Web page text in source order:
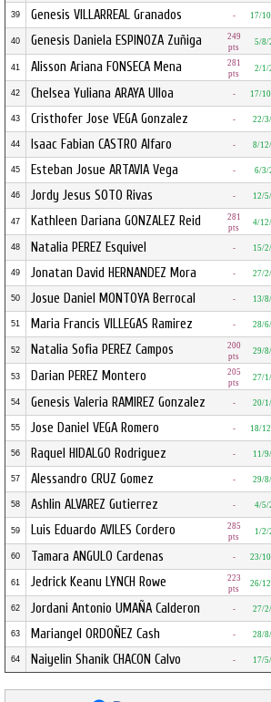
39 Genesis VILLARREAL Granados - 17/
40 Genesis Daniela ESPINOZA Zuñiga
249
pts
5/8/
41 Alisson Ariana FONSECA Mena
281
pts
2/1/
42 Chelsea Yuliana ARAYA Ulloa - 17/
43 Cristhofer Jose VEGA Gonzalez - 22/
44 Isaac Fabian CASTRO Alfaro - 8/
45 Esteban Josue ARTAVIA Vega - 6/3/
46 Jordy Jesus SOTO Rivas - 12/
47 Kathleen Dariana GONZALEZ Reid
281
pts
4/
48 Natalia PEREZ Esquivel - 15/
49 Jonatan David HERNANDEZ Mora - 27/
50 Josue Daniel MONTOYA Berrocal - 13/
51 Maria Francis VILLEGAS Ramirez - 28/
52 Natalia Sofia PEREZ Campos
200
pts
29/
53 Darian PEREZ Montero
205
pts
27/
54 Genesis Valeria RAMIREZ Gonzalez - 20/
55 Jose Daniel VEGA Romero - 18/
56 Raquel HIDALGO Rodriguez - 11/
57 Alessandro CRUZ Gomez - 29/
58 Ashlin ALVAREZ Gutierrez - 4/5/
59 Luis Eduardo AVILES Cordero
285
pts
1/2/
60 Tamara ANGULO Cardenas - 23/
61 Jedrick Keanu LYNCH Rowe
223
pts
26/
62 Jordani Antonio UMAÑA Calderon - 27/
63 Mariangel ORDOÑEZ Cash - 28/
64 Naiyelin Shanik CHACON Calvo - 17/